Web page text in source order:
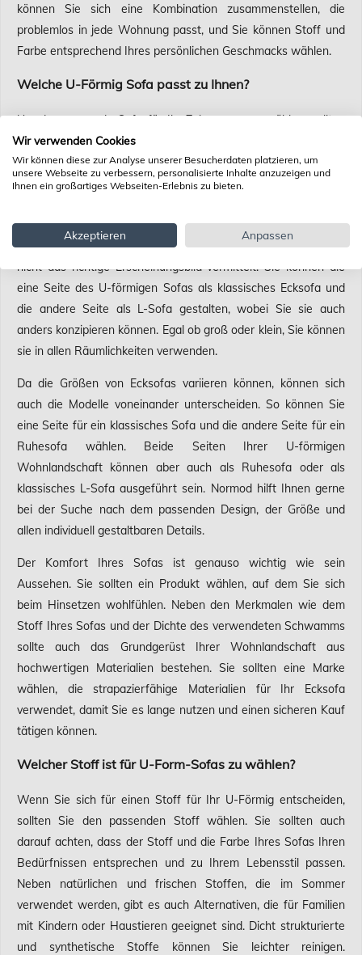
können Sie sich eine Kombination zusammenstellen, die
problemlos in jede Wohnung passt, und Sie können Stoff und
Farbe entsprechend Ihres persönlichen Geschmacks wählen.
Welche U-Förmig Sofa passt zu Ihnen?
Um das passende Sofa für Ihr Zuhause auszuwählen, sollten
Sie als erstes die Maße nehmen. Da U-förmige Sofas einen
großen Platz in Ihrem Wohnbereich einnehmen, ist es sehr
wichtig, dass Sie die Maße Ihres Wohnzimmers genau kennen.
sollten Sie unbedingt die Winkel der Wände ausmessen. Wenn
Ihre Wände offen sind, kann es sein, dass Ihr Sofa im Raum
nicht das richtige Erscheinungsbild vermittelt. Sie können die
eine Seite des U-förmigen Sofas als klassisches Ecksofa und
die andere Seite als L-Sofa gestalten, wobei Sie sie auch
anders konzipieren können. Egal ob groß oder klein, Sie können
sie in allen Räumlichkeiten verwenden.
Da die Größen von Ecksofas variieren können, können sich
auch die Modelle voneinander unterscheiden. So können Sie
eine Seite für ein klassisches Sofa und die andere Seite für ein
Ruhesofa wählen. Beide Seiten Ihrer U-förmigen
Wohnlandschaft können aber auch als Ruhesofa oder als
klassisches L-Sofa ausgeführt sein. Normod hilft Ihnen gerne
bei der Suche nach dem passenden Design, der Größe und
allen individuell gestaltbaren Details.
Der Komfort Ihres Sofas ist genauso wichtig wie sein
Aussehen. Sie sollten ein Produkt wählen, auf dem Sie sich
beim Hinsetzen wohlfühlen. Neben den Merkmalen wie dem
Stoff Ihres Sofas und der Dichte des verwendeten Schwamms
sollte auch das Grundgerüst Ihrer Wohnlandschaft aus
hochwertigen Materialien bestehen. Sie sollten eine Marke
wählen, die strapazierfähige Materialien für Ihr Ecksofa
verwendet, damit Sie es lange nutzen und einen sicheren Kauf
tätigen können.
Welcher Stoff ist für U-Form-Sofas zu wählen?
Wenn Sie sich für einen Stoff für Ihr U-Förmig entscheiden,
sollten Sie den passenden Stoff wählen. Sie sollten auch
darauf achten, dass der Stoff und die Farbe Ihres Sofas Ihren
Bedürfnissen entsprechen und zu Ihrem Lebensstil passen.
Neben natürlichen und frischen Stoffen, die im Sommer
verwendet werden, gibt es auch Alternativen, die für Familien
mit Kindern oder Haustieren geeignet sind. Dicht strukturierte
und synthetische Stoffe können Sie leichter reinigen.
Wir verwenden Cookies
Wir können diese zur Analyse unserer Besucherdaten platzieren, um
unsere Webseite zu verbessern, personalisierte Inhalte anzuzeigen und
Ihnen ein großartiges Webseiten-Erlebnis zu bieten.
Akzeptieren Anpassen